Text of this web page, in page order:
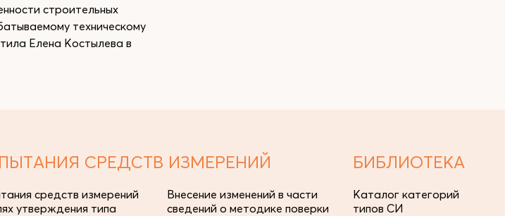
строительных
техническому
Елена Костылева в
СРЕДСТВ ИЗМЕРЕНИЙ
средств измерений
утверждения типа
Внесение изменений в части
сведений о методике поверки
БИБЛИОТЕКА
Каталог категорий
типов СИ